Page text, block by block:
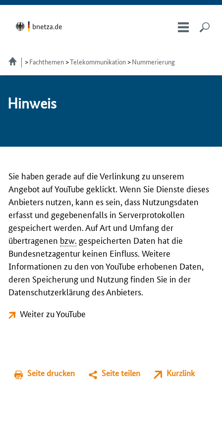
Fachthemen Telekom­munikation Nummerierung
Hin­weis
Sie haben gerade auf die Verlinkung zu unserem
Angebot auf YouTube geklickt. Wenn Sie Dienste dieses
Anbieters nutzen, kann es sein, dass Nutzungsdaten
erfasst und gegebenenfalls in Serverprotokollen
gespeichert werden. Auf Art und Umfang der
übertragenen bzw. gespeicherten Daten hat die
Bundesnetzagentur keinen Einfluss. Weitere
Informationen zu den von YouTube erhobenen Daten,
deren Speicherung und Nutzung finden Sie in der
Datenschutzerklärung des Anbieters.
Weiter zu YouTube
Seite drucken Seite teilen Kurzlink